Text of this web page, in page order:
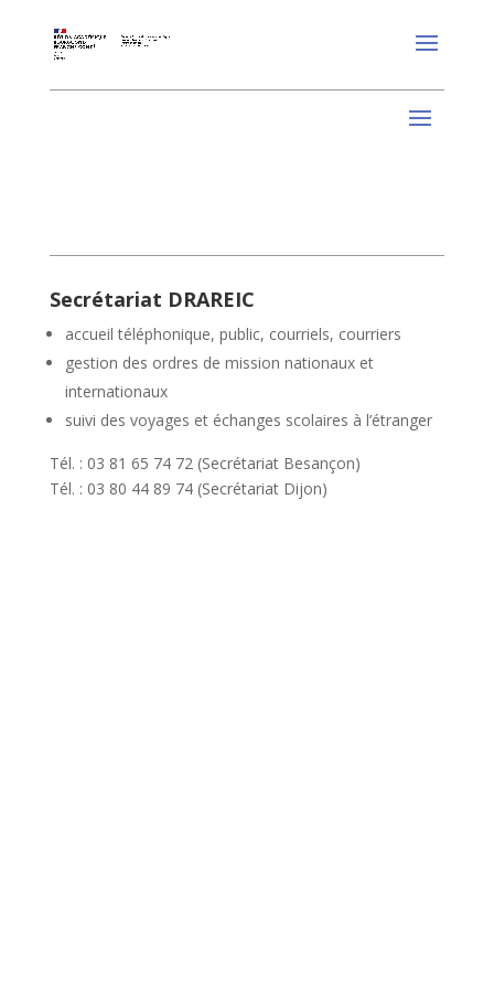
Secrétariat DRAREIC
accueil téléphonique, public, courriels, courriers
gestion des ordres de mission nationaux et
internationaux
suivi des voyages et échanges scolaires à l’étranger
Tél. : 03 81 65 74 72 (Secrétariat Besançon)
Tél. : 03 80 44 89 74 (Secrétariat Dijon)